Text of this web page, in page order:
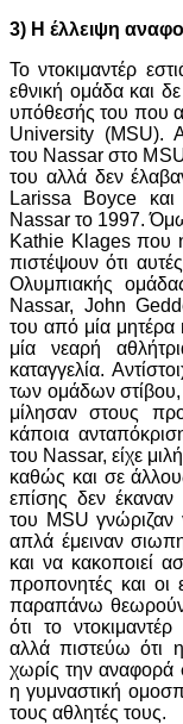
3) Η έλλειψη
Το ντοκιμαντέρ
εθνική ομάδα και
υπόθεσής του που
University (MSU).
του Nassar στο
του αλλά δεν
Larissa Boyce και
Nassar το 1997.
Kathie Klages που
πιστέψουν ότι
Ολυμπιακής
Nassar, John
του από μία μητέρα
μία νεαρή
καταγγελία.
των ομάδων στίβου,
μίλησαν στους
κάποια
του Nassar, είχε
καθώς και σε
επίσης δεν έκαναν
του MSU γνώριζαν
απλά έμειναν
και να κακοποιεί
προπονητές και οι
παραπάνω
ότι το
αλλά πιστεύω ότι
χωρίς την αναφορά
η γυμναστική
τους αθλητές τους.